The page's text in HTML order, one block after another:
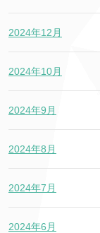
2024年12月
2024年10月
2024年9月
2024年8月
2024年7月
2024年6月